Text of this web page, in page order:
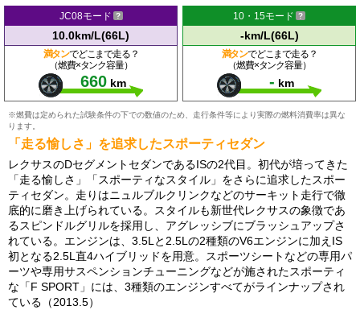
JC08モード
10.0km/L(66L)
満タンでどこまで走る？
（燃費×タンク容量）
660 km
10・15モード
-km/L(66L)
満タンでどこまで走る？
（燃費×タンク容量）
- km
※燃費は定められた試験条件の下での数値のため、走行条件等により実際の燃料消費率は異な
ります。
「走る愉しさ」を追求したスポーティセダン
レクサスのDセグメントセダンであるISの2代目。初代が培ってきた
「走る愉しさ」「スポーティなスタイル」をさらに追求したスポー
ティセダン。走りはニュルブルクリンクなどのサーキット走行で徹
底的に磨き上げられている。スタイルも新世代レクサスの象徴であ
るスピンドルグリルを採用し、アグレッシブにブラッシュアップさ
れている。エンジンは、3.5Lと2.5Lの2種類のV6エンジンに加えIS
初となる2.5L直4ハイブリッドを用意。スポーツシートなどの専用パ
ーツや専用サスペンションチューニングなどが施されたスポーティ
な「F SPORT」には、3種類のエンジンすべてがラインナップされ
ている（2013.5）